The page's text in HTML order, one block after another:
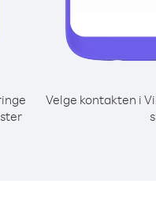
Velge kontakten i